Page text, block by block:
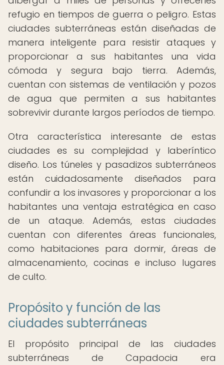
refugio en tiempos de guerra o peligro. Estas
ciudades subterráneas están diseñadas de
manera inteligente para resistir ataques y
proporcionar a sus habitantes una vida
cómoda y segura bajo tierra. Además,
cuentan con sistemas de ventilación y pozos
de agua que permiten a sus habitantes
sobrevivir durante largos períodos de tiempo.
Otra característica interesante de estas
ciudades es su complejidad y laberíntico
diseño. Los túneles y pasadizos subterráneos
están cuidadosamente diseñados para
confundir a los invasores y proporcionar a los
habitantes una ventaja estratégica en caso
de un ataque. Además, estas ciudades
cuentan con diferentes áreas funcionales,
como habitaciones para dormir, áreas de
almacenamiento, cocinas e incluso lugares
de culto.
Propósito y función de las
ciudades subterráneas
El propósito principal de las ciudades
subterráneas de Capadocia era